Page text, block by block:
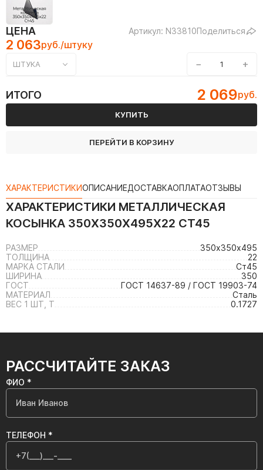
ЦЕНА Артикул: N33810Поделиться
2 063руб./штуку
ШТУКА − +
ИТОГО 2 069руб.
КУПИТЬ
ПЕРЕЙТИ В КОРЗИНУ
ХАРАКТЕРИСТИКИОПИСАНИЕДОСТАВКАОПЛАТАОТЗЫВЫ
ХАРАКТЕРИСТИКИ МЕТАЛЛИЧЕСКАЯ
КОСЫНКА 350Х350Х495Х22 СТ45
РАЗМЕР
350х350х495
ТОЛЩИНА
22
МАРКА СТАЛИ
Ст45
ШИРИНА
350
ГОСТ
ГОСТ 14637-89 / ГОСТ 19903-74
МАТЕРИАЛ
Сталь
ВЕС 1 ШТ, Т
0.1727
РАССЧИТАЙТЕ ЗАКАЗ
ФИО *
ТЕЛЕФОН *